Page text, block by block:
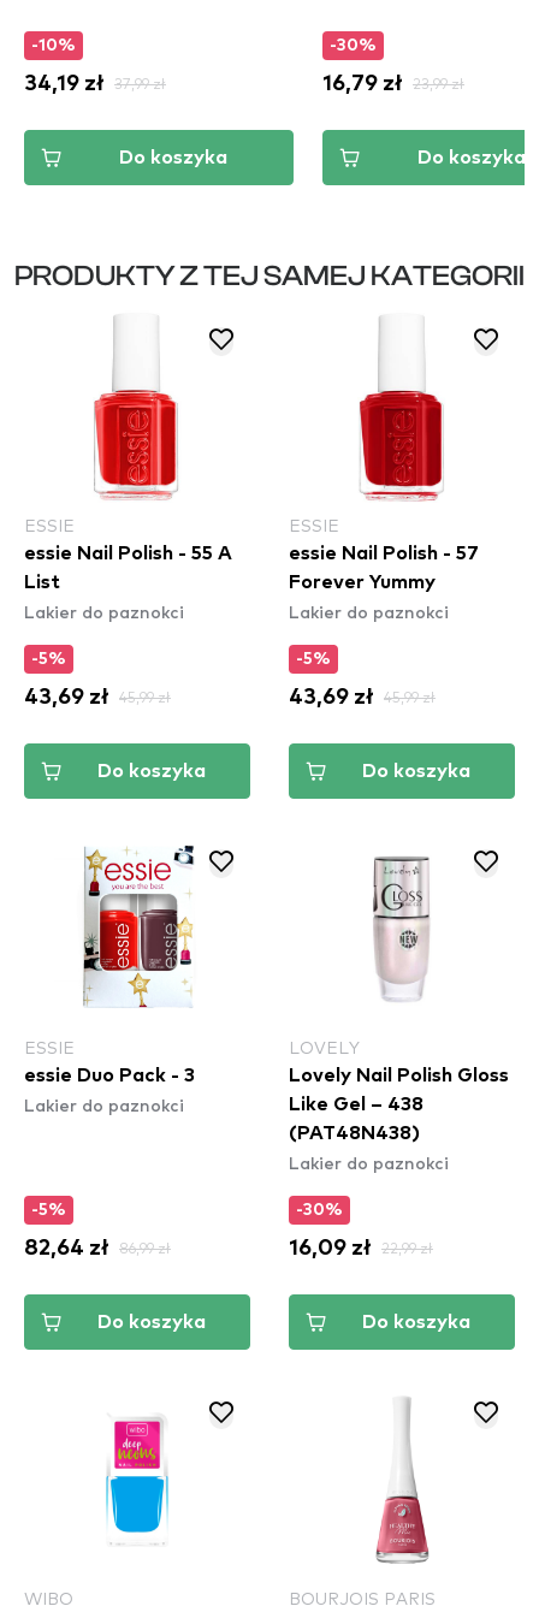
-10%
34,19 zł 37,99 zł
Do koszyka
-30%
16,79 zł 23,99 zł
Do koszyka
PRODUKTY Z TEJ SAMEJ KATEGORII
ESSIE
essie Nail Polish - 55 A
List
Lakier do paznokci
-5%
43,69 zł 45,99 zł
Do koszyka
ESSIE
essie Nail Polish - 57
Forever Yummy
Lakier do paznokci
-5%
43,69 zł 45,99 zł
Do koszyka
ESSIE
essie Duo Pack - 3
Lakier do paznokci
-5%
82,64 zł 86,99 zł
Do koszyka
LOVELY
Lovely Nail Polish Gloss
Like Gel – 438
(PAT48N438)
Lakier do paznokci
-30%
16,09 zł 22,99 zł
Do koszyka
WIBO BOURJOIS PARIS